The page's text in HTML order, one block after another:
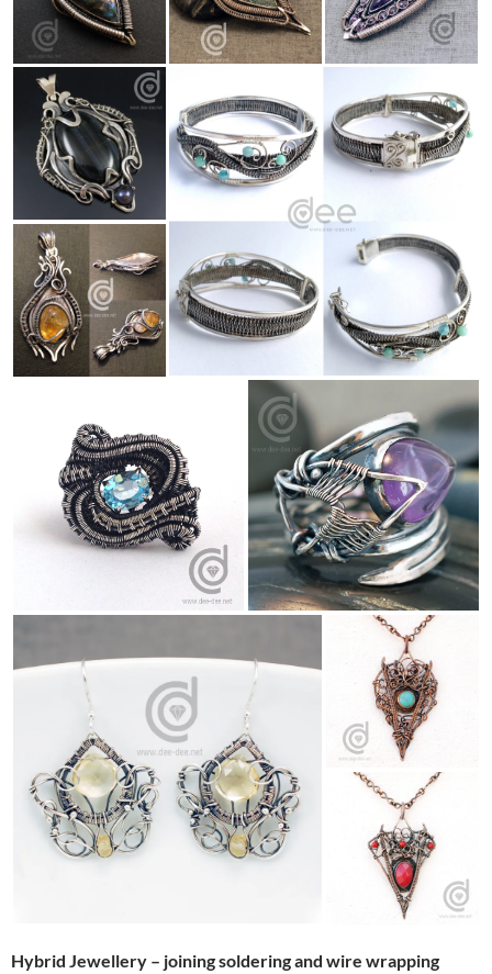
Hybrid Jewellery – joining soldering and wire wrapping